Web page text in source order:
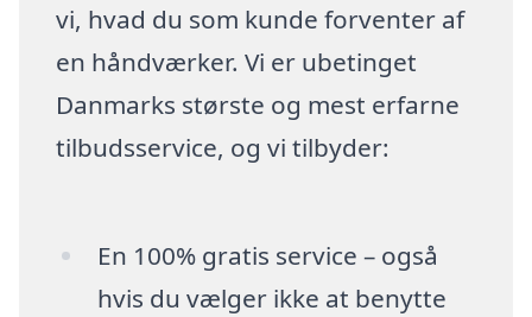
vi, hvad du som kunde forventer af
en håndværker. Vi er ubetinget
Danmarks største og mest erfarne
tilbudsservice, og vi tilbyder:
En 100% gratis service – også
hvis du vælger ikke at benytte